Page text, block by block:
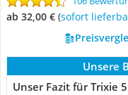
ab 32,00 € ( Sofort
Unsere
Unser Fazit für Trixie